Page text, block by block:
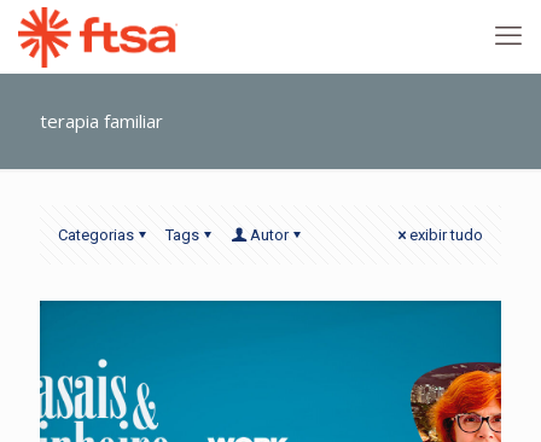
terapia familiar
Categorias Tags Autor exibir tudo